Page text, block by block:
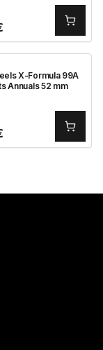
X-Formula 99A
Annuals 52 mm